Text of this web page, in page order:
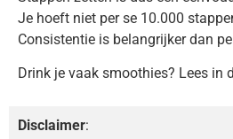
Je hoeft niet per se 10.000
Consistentie is belangrijker dan
Drink je vaak smoothies? Lees in
Disclaimer: